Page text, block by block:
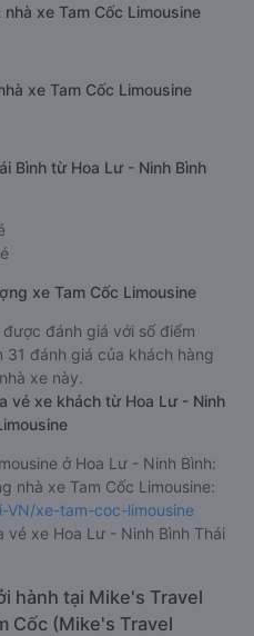
xe Tam Cốc Limousine
xe Tam Cốc Limousine
Bình từ Hoa Lư - Ninh Bình
xe Tam Cốc Limousine
đánh giá với số điểm
đánh giá của khách hàng
xe này.
vé xe khách từ Hoa Lư - Ninh
ở Hoa Lư - Ninh Bình:
nhà xe Tam Cốc Limousine:
xe-tam-coc-limousine
vé xe Hoa Lư - Ninh Bình Thái
hành tại Mike's Travel
Cốc (Mike's Travel